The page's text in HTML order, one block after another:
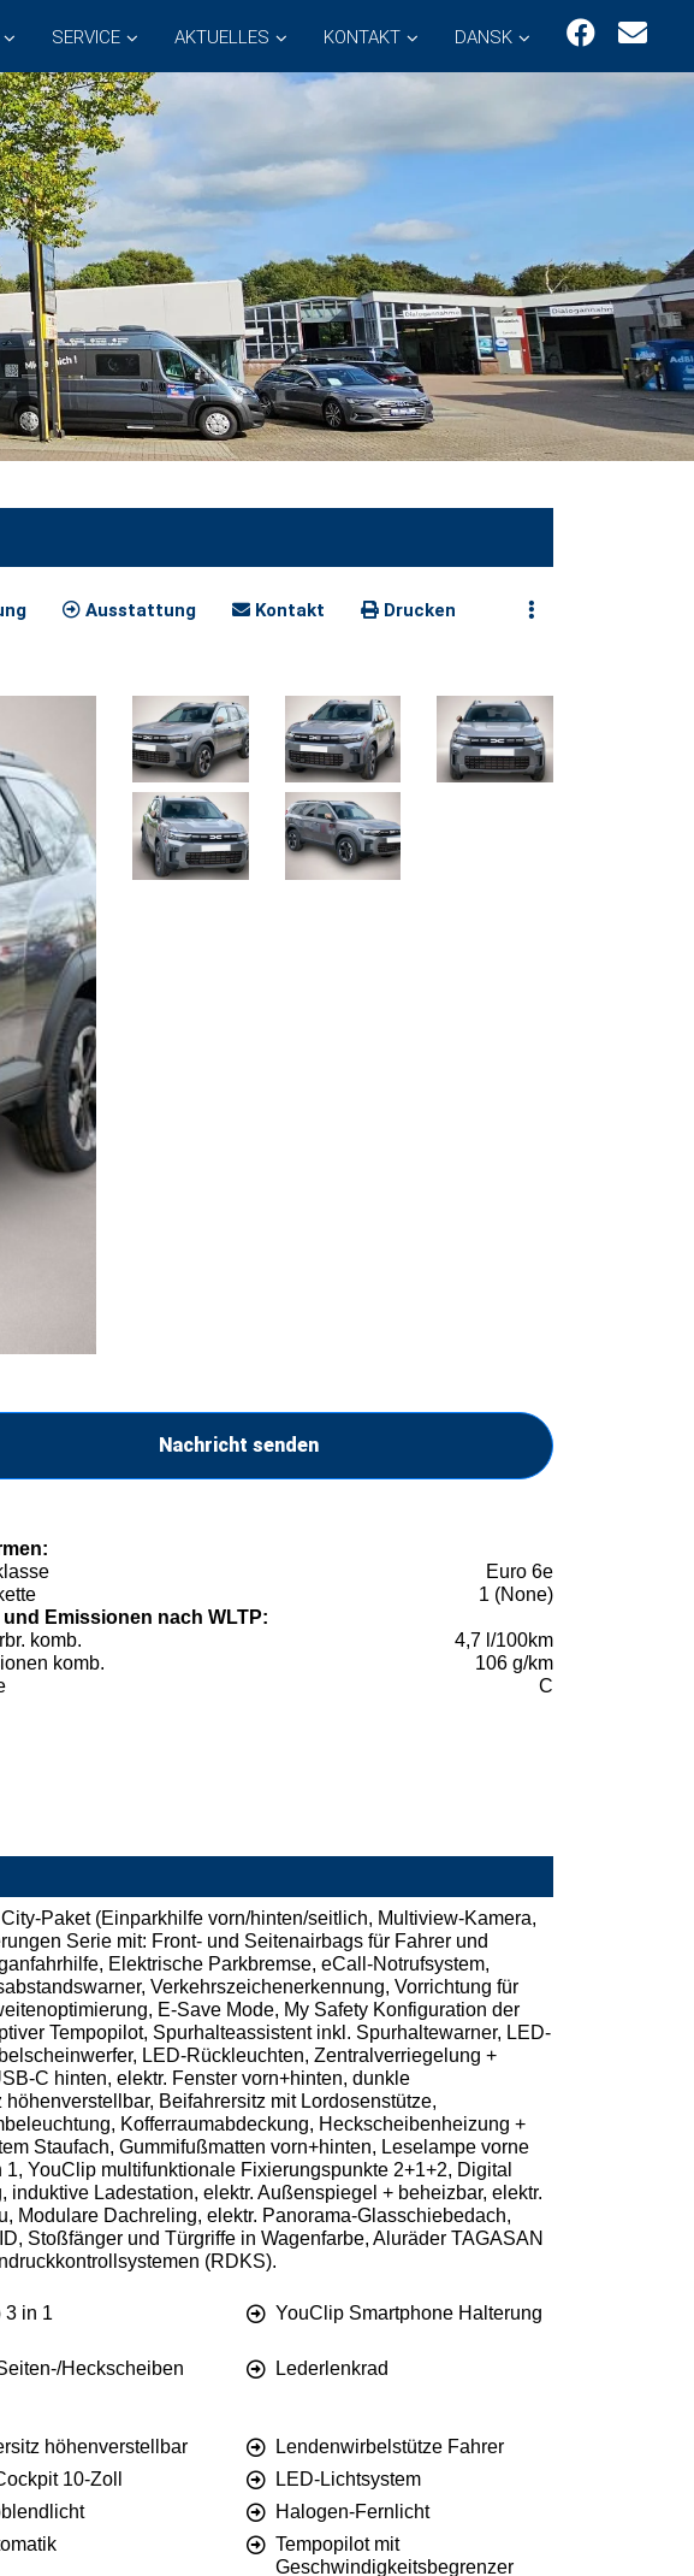
SERVICE AKTUELLES KONTAKT DANSK
Ausstattung Kontakt Drucken
Nachricht senden
Euro 6e
1 (None)
Emissionen nach WLTP:
komb.
4,7 l/100km
komb.
106 g/km
C
Paket (Einparkhilfe vorn/hinten/seitlich, Multiview-Kamera,
Serie mit: Front- und Seitenairbags für Fahrer und
Elektrische Parkbremse, eCall-Notrufsystem,
Verkehrszeichenerkennung, Vorrichtung für
E-Save Mode, My Safety Konfiguration der
Tempopilot, Spurhalteassistent inkl. Spurhaltewarner, LED-
LED-Rückleuchten, Zentralverriegelung +
C hinten, elektr. Fenster vorn+hinten, dunkle
Beifahrersitz mit Lordosenstütze,
Kofferraumabdeckung, Heckscheibenheizung +
Staufach, Gummifußmatten vorn+hinten, Leselampe vorne
YouClip multifunktionale Fixierungspunkte 2+1+2, Digital
Ladestation, elektr. Außenspiegel + beheizbar, elektr.
Modulare Dachreling, elektr. Panorama-Glasschiebedach,
Stoßfänger und Türgriffe in Wagenfarbe, Aluräder TAGASAN
(RDKS).
3 in 1 YouClip Smartphone Halterung
Heckscheiben Lederlenkrad
höhenverstellbar
Lendenwirbelstütze Fahrer
10-Zoll
LED-Lichtsystem
Halogen-Fernlicht
Tempopilot mit
Geschwindigkeitsbegrenzer